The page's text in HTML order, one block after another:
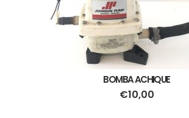
BOMBA ACHIQUE
€10,00